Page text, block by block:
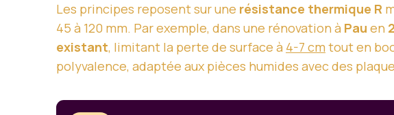
Les principes reposent sur une résistance thermique R
45 à 120 mm. Par exemple, dans une rénovation à Pau en
existant, limitant la perte de surface à 4-7 cm tout en
polyvalence, adaptée aux pièces humides avec des